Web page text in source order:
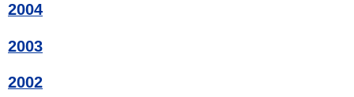
2004
2003
2002